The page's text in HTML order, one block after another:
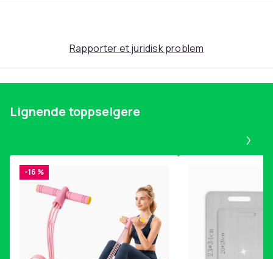
Rapporter et juridisk problem
Lignende toppselgere
-16 %